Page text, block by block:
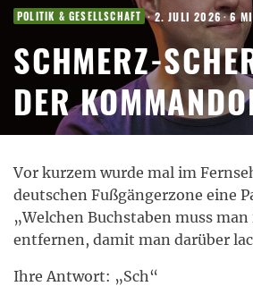
POLITIK & GESELLSCHAFT ·2. JULI 2026·6
SCHMERZ-
DER
Vor kurzem wurde mal im
deutschen Fußgängerzone eine
„Welchen Buchstaben muss
entfernen, damit man darüber
Ihre Antwort: „Sch“